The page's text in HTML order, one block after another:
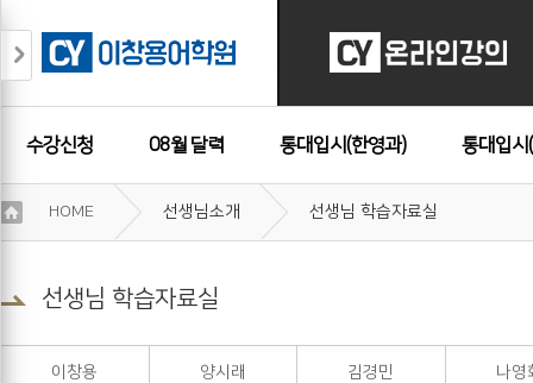
수강신청 08월 달력 통대입시(한영과) 통대입시
수강후기
용
약
HOME 선생님소개 선생님 학습자료실
선생님 학습자료실
이창용 양시래 김경민 나영